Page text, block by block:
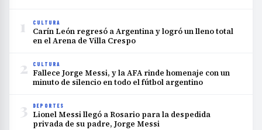
1 CULTURA
Carín León regresó a Argentina y logró un lleno total
en el Arena de Villa Crespo
2 CULTURA
Fallece Jorge Messi, y la AFA rinde homenaje con un
minuto de silencio en todo el fútbol argentino
3 DEPORTES
Lionel Messi llegó a Rosario para la despedida
privada de su padre, Jorge Messi